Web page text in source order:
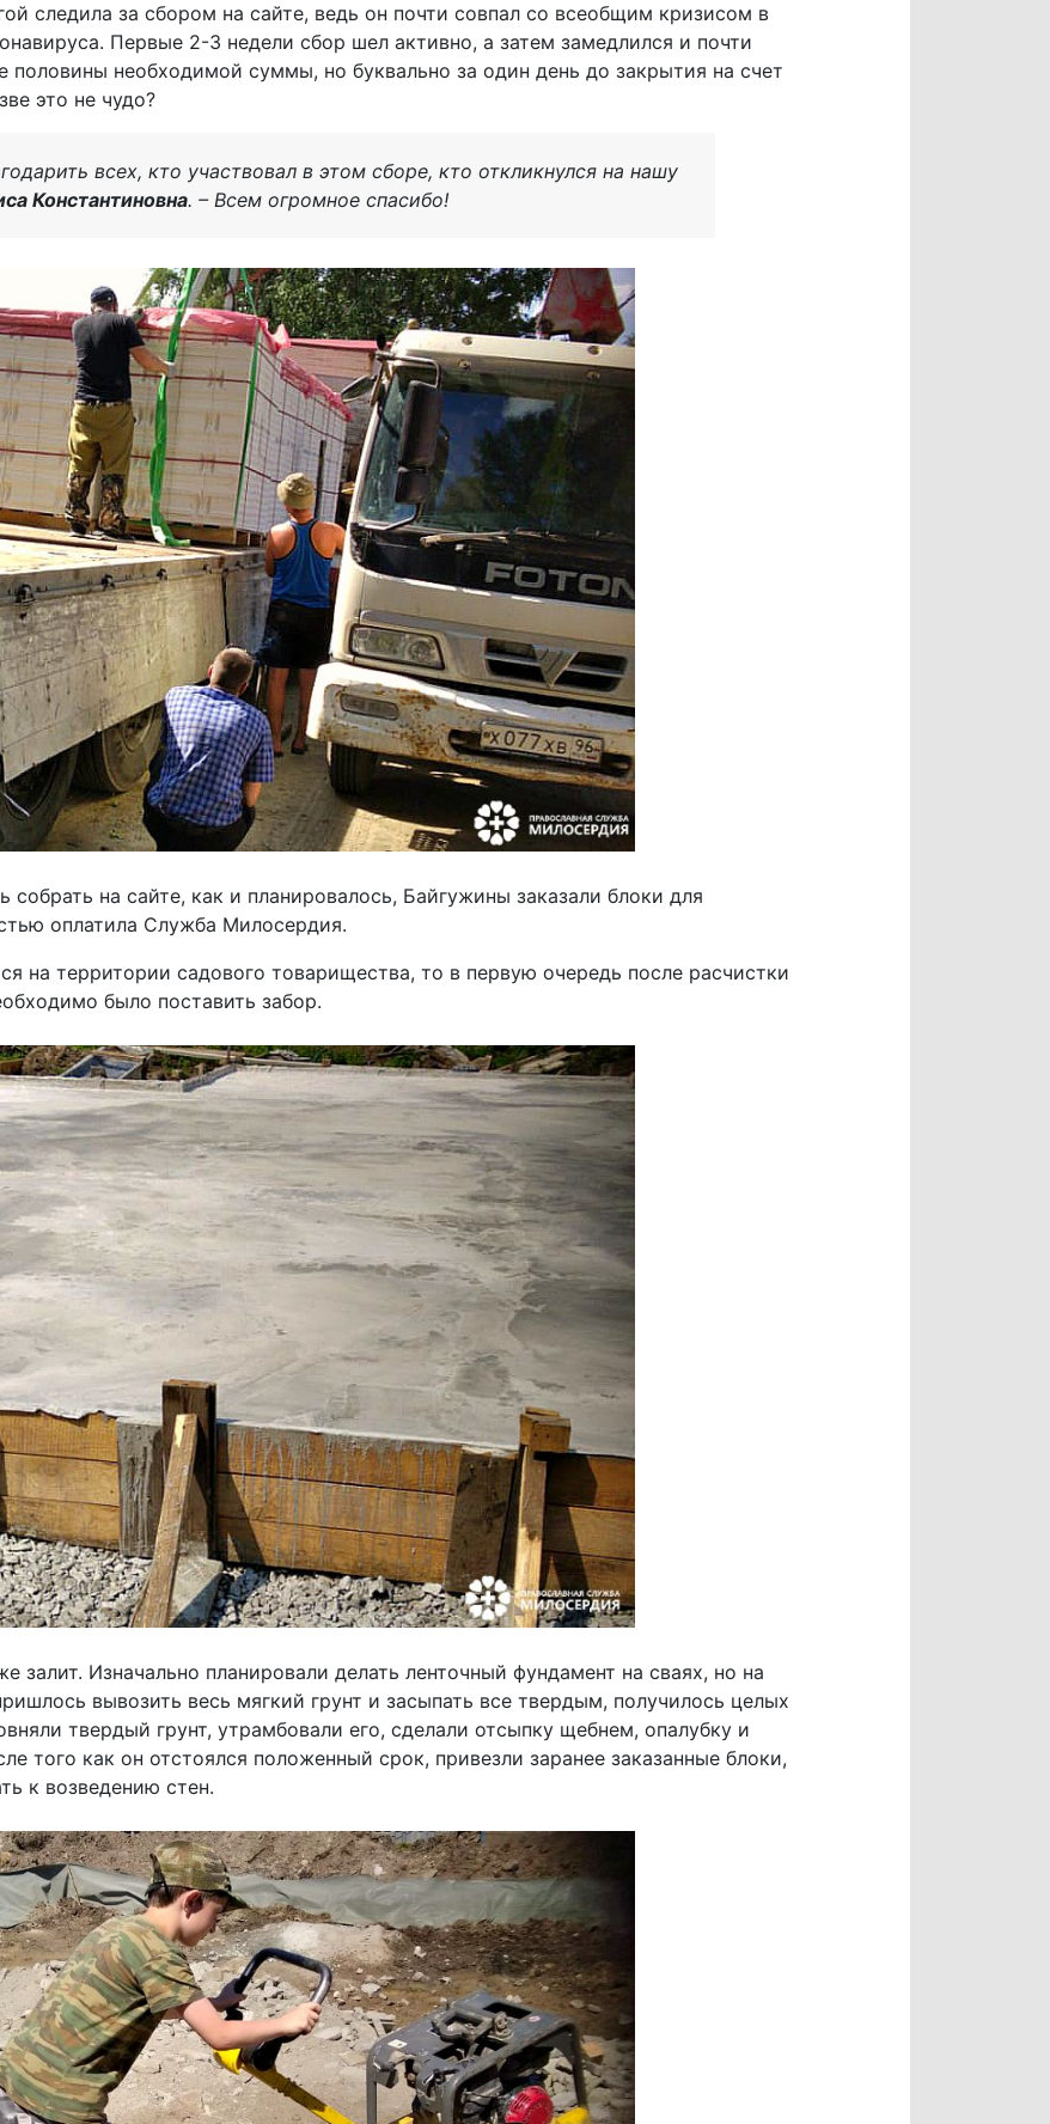
следила за сбором на сайте, ведь он почти совпал со всеобщим кризисом в
Первые 2-3 недели сбор шел активно, а затем замедлился и почти
половины необходимой суммы, но буквально за один день до закрытия на счет
это не чудо?
всех, кто участвовал в этом сборе, кто откликнулся на нашу
Константиновна. – Всем огромное спасибо!
собрать на сайте, как и планировалось, Байгужины заказали блоки для
оплатила Служба Милосердия.
на территории садового товарищества, то в первую очередь после расчистки
было поставить забор.
залит. Изначально планировали делать ленточный фундамент на сваях, но на
вывозить весь мягкий грунт и засыпать все твердым, получилось целых
твердый грунт, утрамбовали его, сделали отсыпку щебнем, опалубку и
того как он отстоялся положенный срок, привезли заранее заказанные блоки,
к возведению стен.